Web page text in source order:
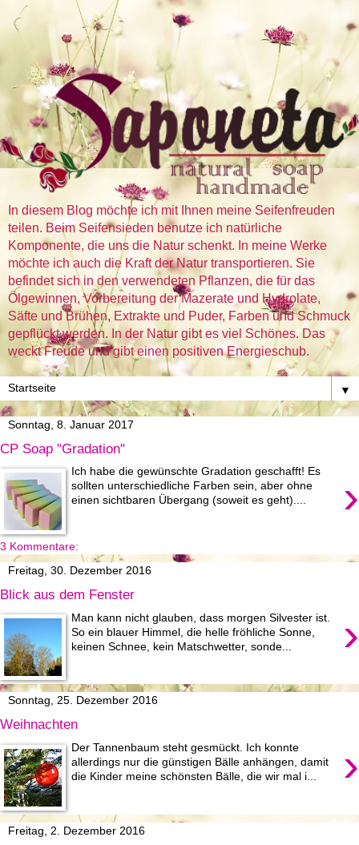
In diesem Blog möchte ich mit Ihnen meine Seifenfreuden
teilen. Beim Seifensieden benutze ich natürliche
Komponente, die uns die Natur schenkt. In meine Werke
möchte ich auch die Kraft der Natur transportieren. Sie
befindet sich in den verwendeten Pflanzen, die für das
Ölgewinnen, Vorbereitung der Mazerate und Hydrolate,
Säfte und Brühen, Extrakte und Puder, Farben und Schmuck
gepflückt werden. In der Natur gibt es viel Schönes. Das
weckt Freude und gibt einen positiven Energieschub.
▼
Sonntag, 8. Januar 2017
CP Soap "Gradation"
›
Ich habe die gewünschte Gradation geschafft! Es
sollten unterschiedliche Farben sein, aber ohne
einen sichtbaren Übergang (soweit es geht)....
3 Kommentare:
Freitag, 30. Dezember 2016
Blick aus dem Fenster
›
Man kann nicht glauben, dass morgen Silvester ist.
So ein blauer Himmel, die helle fröhliche Sonne,
keinen Schnee, kein Matschwetter, sonde...
Sonntag, 25. Dezember 2016
Weihnachten
›
Der Tannenbaum steht gesmückt. Ich konnte
allerdings nur die günstigen Bälle anhängen, damit
die Kinder meine schönsten Bälle, die wir mal i...
Freitag, 2. Dezember 2016